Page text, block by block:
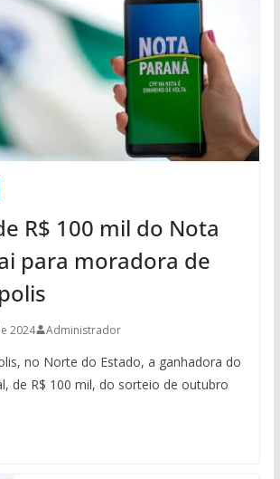
R$ 100 mil do Nota
para moradora de
2024 Administrador
no Norte do Estado, a ganhadora do
de R$ 100 mil, do sorteio de outubro